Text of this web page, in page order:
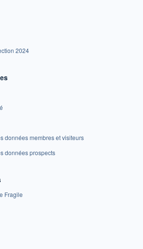
2024
données membres et visiteurs
données prospects
Fragile